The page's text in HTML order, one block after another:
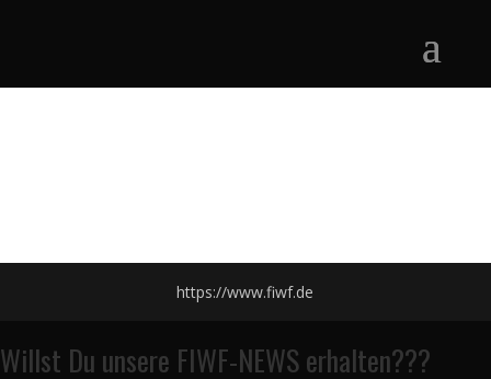
https://www.fiwf.de
Willst Du unsere FIWF-NEWS erhalten???